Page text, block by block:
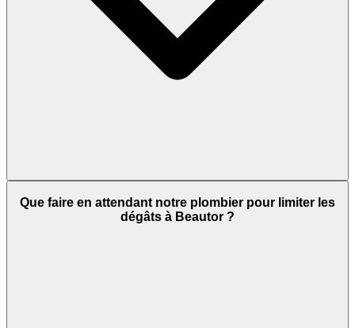
Que faire en attendant notre plombier pour limiter les
dégâts à Beautor ?